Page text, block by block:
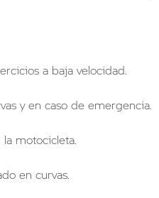
a baja velocidad.
y en caso de emergencia.
motocicleta.
en curvas.